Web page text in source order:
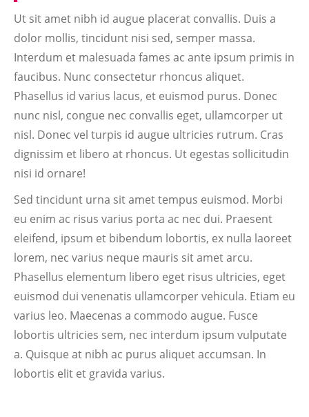
Ut sit amet nibh id augue placerat convallis. Duis a
dolor mollis, tincidunt nisi sed, semper massa.
Interdum et malesuada fames ac ante ipsum primis in
faucibus. Nunc consectetur rhoncus aliquet.
Phasellus id varius lacus, et euismod purus. Donec
nunc nisl, congue nec convallis eget, ullamcorper ut
nisl. Donec vel turpis id augue ultricies rutrum. Cras
dignissim et libero at rhoncus. Ut egestas sollicitudin
nisi id ornare!
Sed tincidunt urna sit amet tempus euismod. Morbi
eu enim ac risus varius porta ac nec dui. Praesent
eleifend, ipsum et bibendum lobortis, ex nulla laoreet
lorem, nec varius neque mauris sit amet arcu.
Phasellus elementum libero eget risus ultricies, eget
euismod dui venenatis ullamcorper vehicula. Etiam eu
varius leo. Maecenas a commodo augue. Fusce
lobortis ultricies sem, nec interdum ipsum vulputate
a. Quisque at nibh ac purus aliquet accumsan. In
lobortis elit et gravida varius.